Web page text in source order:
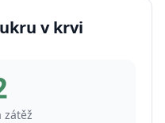
v krvi
zátěž